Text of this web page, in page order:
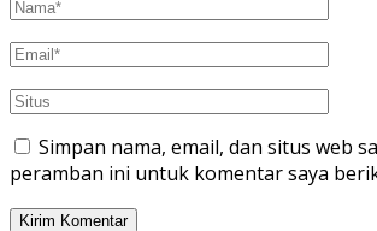
Simpan nama, email, dan situs web
peramban ini untuk komentar saya